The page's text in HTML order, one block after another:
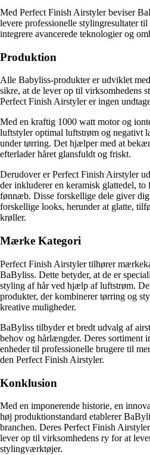
Med Perfect Finish Airstyler beviser
levere professionelle stylingresultater
integrere avancerede teknologier og
Produktion
Alle Babyliss-produkter er udviklet
sikre, at de lever op til virksomhedens
Perfect Finish Airstyler er ingen
Med en kraftig 1000 watt motor og
luftstyler optimal luftstrøm og negativt
under tørring. Det hjælper med at
efterlader håret glansfuldt og friskt.
Derudover er Perfect Finish Airstyler
der inkluderer en keramisk glattedel,
fønnæb. Disse forskellige dele giver
forskellige looks, herunder at glatte,
krøller.
Mærke Kategori
Perfect Finish Airstyler tilhører
BaByliss. Dette betyder, at de er
styling af hår ved hjælp af luftstrøm.
produkter, der kombinerer tørring og
kreative muligheder.
BaByliss tilbyder et bredt udvalg af
behov og hårlængder. Deres sortiment
enheder til professionelle brugere til
den Perfect Finish Airstyler.
Konklusion
Med en imponerende historie, en
høj produktionstandard etablerer
branchen. Deres Perfect Finish
lever op til virksomhedens ry for at
stylingværktøjer.